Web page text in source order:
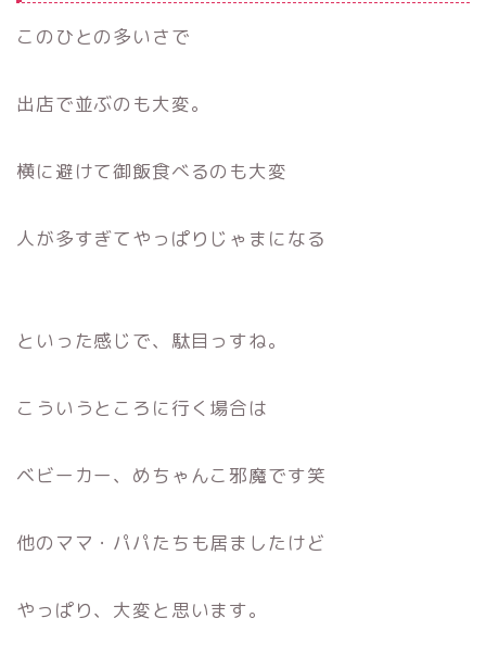
このひとの多いさで
出店で並ぶのも大変。
横に避けて御飯食べるのも大変
人が多すぎてやっぱりじゃまになる
といった感じで、駄目っすね。
こういうところに行く場合は
ベビーカー、めちゃんこ邪魔です笑
他のママ・パパたちも居ましたけど
やっぱり、大変と思います。